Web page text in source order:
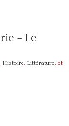
– Le
Histoire, Littérature, et